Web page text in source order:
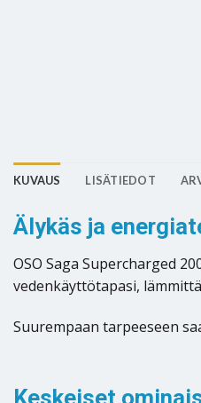
KUVAUS LISÄTIEDOT
Älykäs ja
OSO Saga Supercharged
vedenkäyttötapasi,
Suurempaan tarpeeseen
Keskeiset